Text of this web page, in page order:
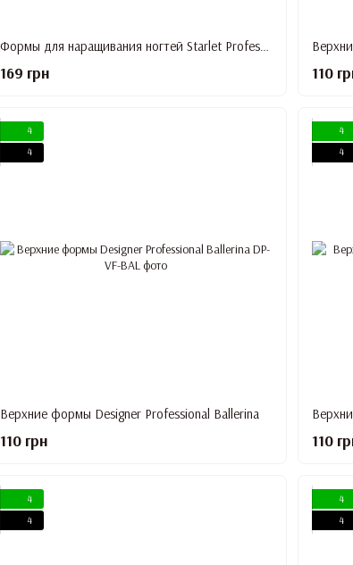
169 грн 110
4
4
Верхние формы Designer Professional Ballerina
110 грн
4
4
110
4
4
4
4